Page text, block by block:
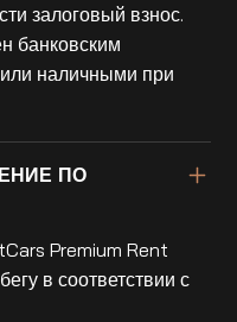
залоговый взнос.
банковским
наличными при
ПО
Premium Rent
в соответствии с